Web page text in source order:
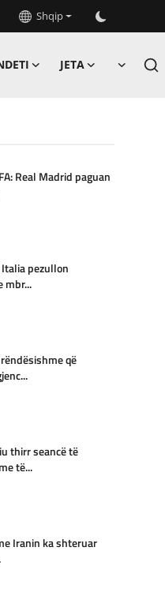
Shqip
JETA
Real Madrid paguan
pezullon
mbr...
që
thirr seancë të
të...
Iranin ka shteruar